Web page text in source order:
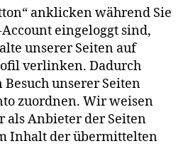
anklicken während Sie
eingeloggt sind,
unserer Seiten auf
verlinken. Dadurch
unserer Seiten
zuordnen. Wir weisen
als Anbieter der Seiten
Inhalt der übermittelten